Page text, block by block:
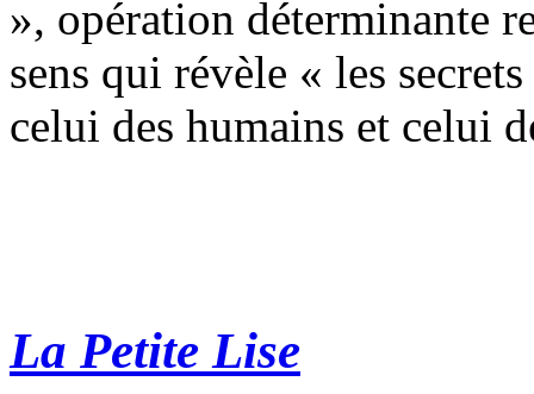
», opération déterminante
sens qui révèle « les
celui des humains et celui
La Petite Lise